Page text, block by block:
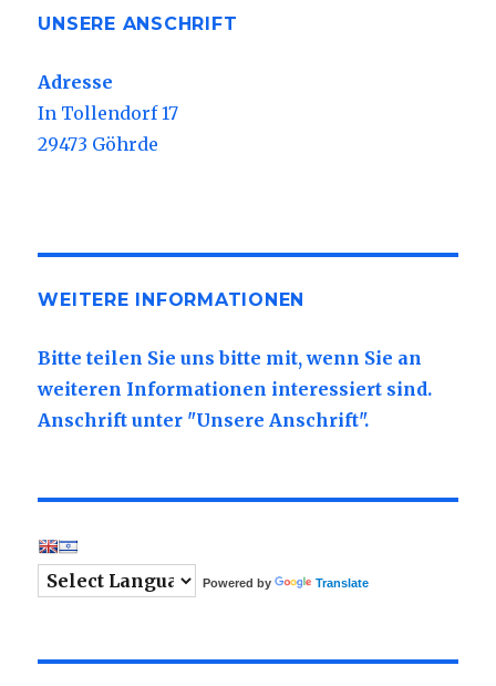
UNSERE ANSCHRIFT
Adresse
In Tollendorf 17
29473 Göhrde
WEITERE INFORMATIONEN
Bitte teilen Sie uns bitte mit, wenn Sie an
weiteren Informationen interessiert sind.
Anschrift unter "Unsere Anschrift".
Powered by Translate